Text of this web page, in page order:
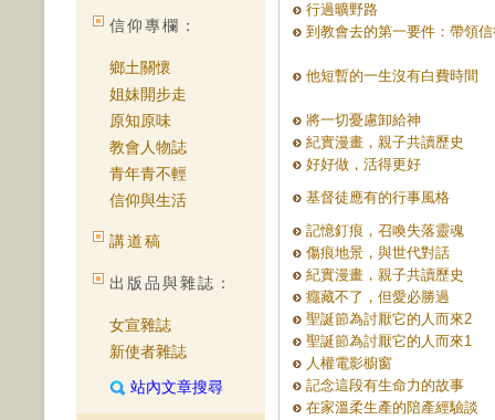
信仰專欄：
鄉土關懷
姐妹開步走
原知原味
教會人物誌
青年青不輕
信仰與生活
講道稿
出版品與雜誌：
女宣雜誌
新使者雜誌
站內文章搜尋
行過曠野路
到教會去的第一要件：帶領
他短暫的一生沒有白費時間
將一切憂慮卸給神
紀實漫畫，親子共讀歷史
好好做，活得更好
基督徒應有的行事風格
記憶釘痕，召喚失落靈魂
傷痕地景，與世代對話
紀實漫畫，親子共讀歷史
癮藏不了，但愛必勝過
聖誕節為討厭它的人而來2
聖誕節為討厭它的人而來1
人權電影櫥窗
記念這段有生命力的故事
在家溫柔生產的陪產經驗談